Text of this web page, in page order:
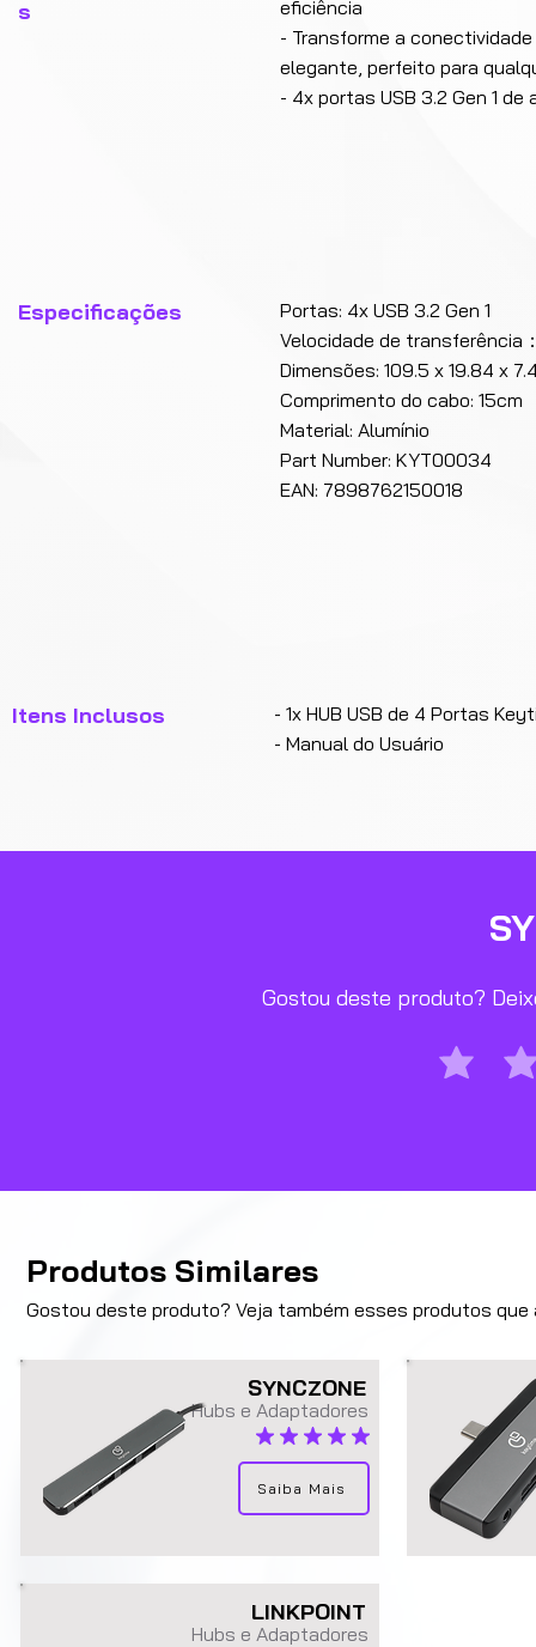
s
eficiência
- Transforme a
elegante, perfeito para
- 4x portas USB 3.2 Gen 1 de
Especificações
Portas: 4x USB 3.2 Gen 1
Velocidade de transferência
Dimensões: 109.5 x 19.84 x
Comprimento do cabo: 15cm
Material: Alumínio
Part Number: KYT00034
EAN: 7898762150018
Itens Inclusos
- 1x HUB USB de 4 Portas
- Manual do Usuário
Gostou deste produto?
Produtos Similares
Gostou deste produto? Veja também esses produtos
Hubs e Adaptadores
classificação média é 5 de 5
SYNCZONE
Saiba Mais
Hubs e Adaptadores
LINKPOINT